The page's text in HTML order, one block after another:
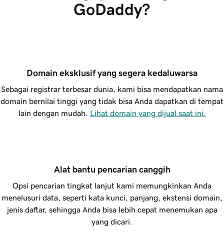
GoDaddy?
Domain eksklusif yang segera kedaluwarsa
Sebagai registrar terbesar dunia, kami bisa mendapatkan nama
domain bernilai tinggi yang tidak bisa Anda dapatkan di tempat
lain dengan mudah. Lihat domain yang dijual saat ini.
Alat bantu pencarian canggih
Opsi pencarian tingkat lanjut kami memungkinkan Anda
menelusuri data, seperti kata kunci, panjang, ekstensi domain,
jenis daftar, sehingga Anda bisa lebih cepat menemukan apa
yang dicari.